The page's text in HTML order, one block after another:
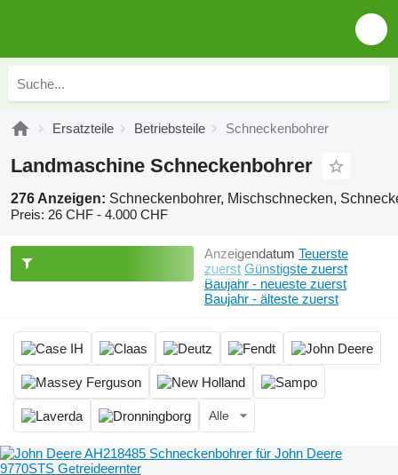
Ersatzteile Betriebsteile Schneckenbohrer
Landmaschine Schneckenbohrer
276 Anzeigen: Schneckenbohrer, Mischschnecken,
Preis: 26 CHF - 4.000 CHF
Anzeigendatum Teuerste
zuerst Günstigste zuerst
Baujahr - neueste zuerst
Baujahr - älteste zuerst
Alle